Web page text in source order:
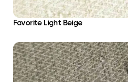
Favorite Light Beige